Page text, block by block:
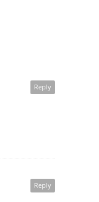
Reply
Reply